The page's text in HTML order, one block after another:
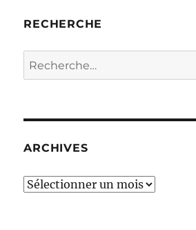
RECHERCHE
Recherche
pour :
ARCHIVES
ARCHIVES